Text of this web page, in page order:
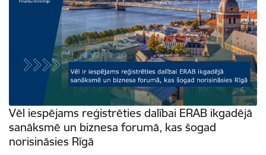
Vēl iespējams reģistrēties dalībai ERAB ikgadējā
sanāksmē un biznesa forumā, kas šogad
norisināsies Rīgā